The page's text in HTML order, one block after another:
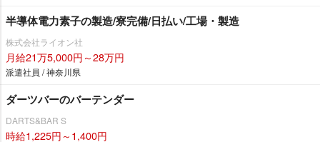
半導体電力素子の製造/寮完備/日払い/工場・製造
株式会社ライオン社
月給21万5,000円～28万円
派遣社員 / 神奈川県
ダーツバーのバーテンダー
DARTS&BAR S
時給1,225円～1,400円